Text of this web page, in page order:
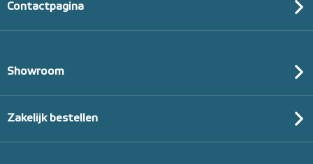
Contactpagina
Showroom
Zakelijk bestellen